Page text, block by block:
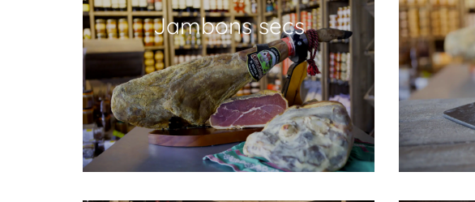
Jambons secs